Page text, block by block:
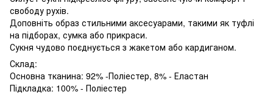
свободу рухів.
Доповніть образ стильними аксесуарами, такими як туфлі
на підборах, сумка або прикраси.
Сукня чудово поєднується з жакетом або кардиганом.
Склад:
Основна тканина: 92% -Поліестер, 8% - Еластан
Підкладка: 100% - Поліестер